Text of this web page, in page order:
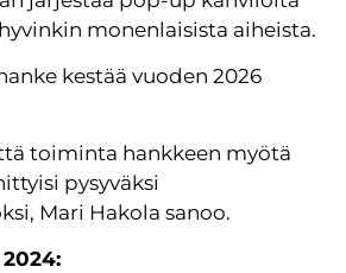
monenlaisista aiheista.
kestää vuoden 2026
toiminta hankkeen myötä
pysyväksi
Mari Hakola sanoo.